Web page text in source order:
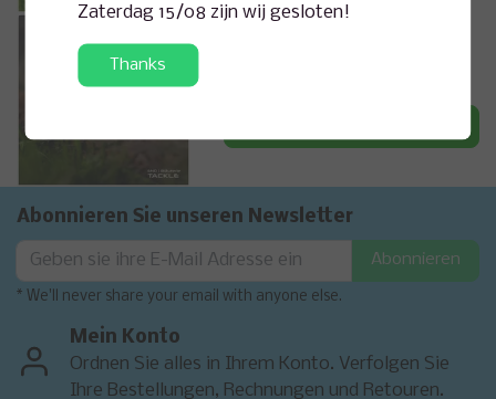
Abonnieren Sie unseren Newsletter
Abonnieren
* We'll never share your email with anyone else.
Mein Konto
Ordnen Sie alles in Ihrem Konto. Verfolgen Sie
Ihre Bestellungen, Rechnungen und Retouren.
Zaterdag 15/08 zijn wij gesloten!
Thanks